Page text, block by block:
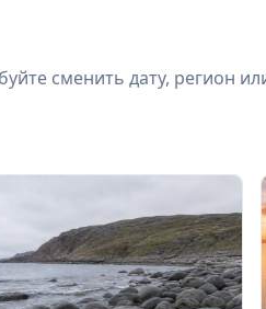
сменить дату, регион